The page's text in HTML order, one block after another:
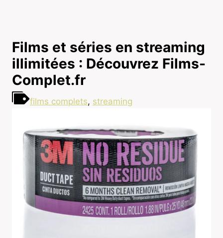
Films et séries en streaming
illimitées : Découvrez Films-
Complet.fr
films complets, streaming